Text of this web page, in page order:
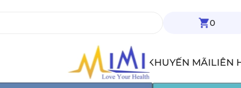
0
TIN TỨC KHUYẾN MÃILIÊN